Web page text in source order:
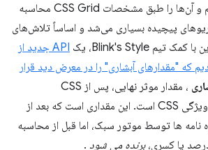
DevTools تجزیه کنیم و آن‌ها را طبق مشخصات CSS Grid محاسبه
پیچیده بسیاری می‌شد و اساساً تلاش‌های
API جدید از
که "مقدارهای آبشاری" را در معرض دید قرار
، مقدار موثر نهایی، پس از CSS
cascading، برای یک ویژگی CSS است. این مقداری است که بعد از
نامه ها توسط موتور سبک، اما قبل از محاسبه
درصد یا کسری،برنده می شود .